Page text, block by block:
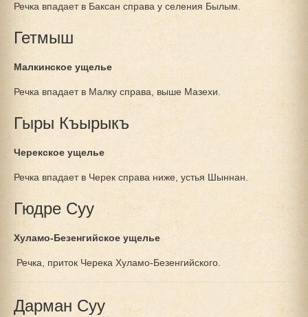
Речка впадает в Баксан справа у селения Былым.
Гетмыш
Малкинское ущелье
Речка впадает в Малку справа, выше Мазехи.
Гыры Къырыкъ
Черекское ущелье
Речка впадает в Черек справа ниже, устья Шыннан.
Гюдре Суу
Хуламо-Безенгийское ущелье
Речка, приток Черека Хуламо-Безенгийского.
Дарман Суу